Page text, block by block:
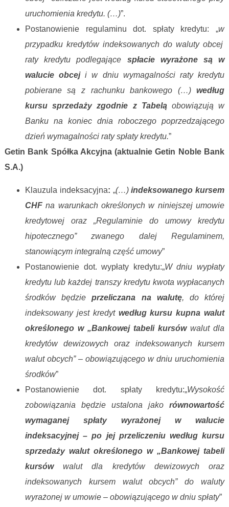
uruchomienia kredytu. (…)”.
Postanowienie regulaminu dot. spłaty kredytu: „w
przypadku kredytów indeksowanych do waluty obcej
raty kredytu podlegające spłacie wyrażone są w
walucie obceji w dniu wymagalności raty kredytu
pobierane są z rachunku bankowego (…)według
kursu sprzedaży zgodnie z Tabeląobowiązują w
Banku na koniec dnia roboczego poprzedzającego
dzień wymagalności raty spłaty kredytu.”
Getin Bank Spółka Akcyjna (aktualnie Getin Noble Bank
S.A.)
Klauzula indeksacyjna: „(…)indeksowanego kursem
CHFna warunkach określonych w niniejszej umowie
kredytowej oraz „Regulaminie do umowy kredytu
hipotecznego” zwanego dalej Regulaminem,
stanowiącym integralną część umowy”
Postanowienie dot. wypłaty kredytu:„W dniu wypłaty
kredytu lub każdej transzy kredytu kwota wypłacanych
środków będzieprzeliczana na walutę, do której
indeksowany jest kredyt według kursu kupna walut
określonego w „Bankowej tabeli kursówwalut dla
kredytów dewizowych oraz indeksowanych kursem
walut obcych” – obowiązującego w dniu uruchomienia
środków”
Postanowienie dot. spłaty kredytu:„Wysokość
zobowiązania będzie ustalona jakorównowartość
wymaganej spłaty wyrażonej w walucie
indeksacyjnej – po jej przeliczeniu według kursu
sprzedaży walut określonego w „Bankowej tabeli
kursówwalut dla kredytów dewizowych oraz
indeksowanych kursem walut obcych” do waluty
wyrażonej w umowie – obowiązującego w dniu spłaty”